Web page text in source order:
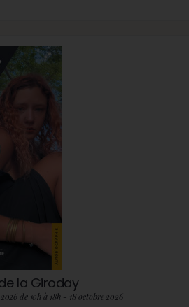
la Giroday
de 10h à 18h - 18 octobre 2026